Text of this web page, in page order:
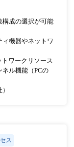
構成の選択が可能
ィ機器やネットワ
トワークリソース
ル機能（PCの
ス